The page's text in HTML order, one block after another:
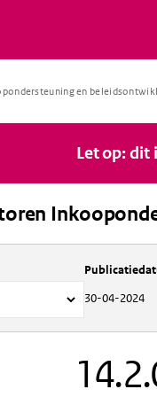
en
Let op: dit
30-04-2024